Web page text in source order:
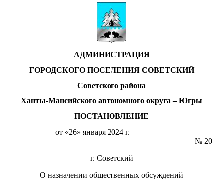
АДМИНИСТРАЦИЯ
ГОРОДСКОГО ПОСЕЛЕНИЯ СОВЕТСКИЙ
Советского района
Ханты-Мансийского автономного округа – Югры
ПОСТАНОВЛЕНИЕ
от «26» января 2024 г.
№ 20
г. Советский
О назначении общественных обсуждений